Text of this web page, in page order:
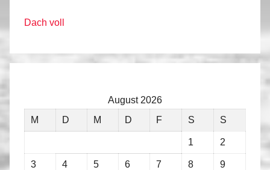
Dach voll
August 2026
M
D M D F S S
1 2
3 4 5 6 7 8 9